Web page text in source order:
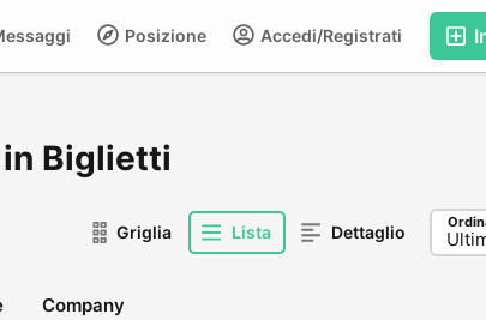
Accedi/Registrati
Posizione
Biglietti
Griglia Lista Dettaglio
Company